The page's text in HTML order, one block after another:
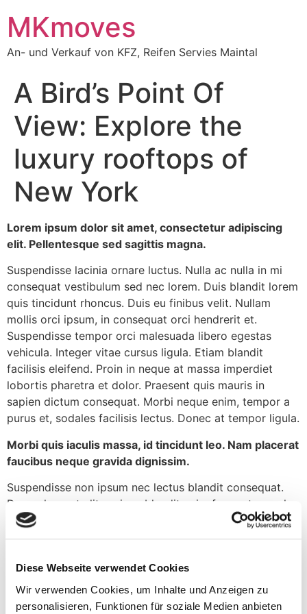
Diese Webseite verwendet Cookies
Wir verwenden Cookies, um Inhalte und Anzeigen zu
personalisieren, Funktionen für soziale Medien anbieten
MKmoves
An- und Verkauf von KFZ, Reifen Servies Maintal
A Bird’s Point Of
View: Explore the
luxury rooftops of
New York
Lorem ipsum dolor sit amet, consectetur adipiscing
elit. Pellentesque sed sagittis magna.
Suspendisse lacinia ornare luctus. Nulla ac nulla in mi
consequat vestibulum sed nec lorem. Duis blandit lorem
quis tincidunt rhoncus. Duis eu finibus velit. Nullam
mollis orci ipsum, in consequat orci hendrerit et.
Suspendisse tempor orci malesuada libero egestas
vehicula. Integer vitae cursus ligula. Etiam blandit
facilisis eleifend. Proin in neque at massa imperdiet
lobortis pharetra et dolor. Praesent quis mauris in
sapien dictum consequat. Morbi neque enim, tempor a
purus et, sodales facilisis lectus. Donec at tempor ligula.
Morbi quis iaculis massa, id tincidunt leo. Nam placerat
faucibus neque gravida dignissim.
Suspendisse non ipsum nec lectus blandit consequat.
Donec laoreet elit orci, eu blandit enim fermentum vel.
Curabitur dignissim felis et cursus tristique. Mauris
iaculis rhoncus sapien quis porta. Duis erat ligula,
dignissim ultrices sapien, et commodo nulla tincidunt
lobortis. Cras bibendum neque vel lacus vestibulum
accumsan. Proin finibus leo ac est vulputate ultrices